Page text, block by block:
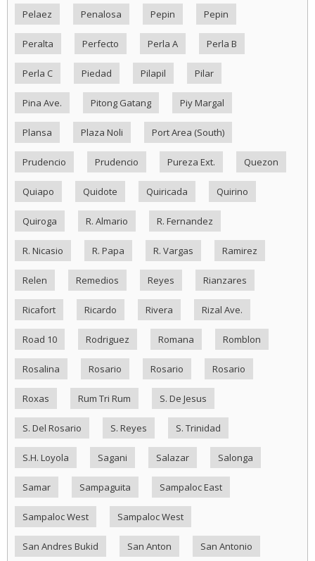
Pelaez Penalosa Pepin Pepin
Peralta Perfecto Perla A Perla B
Perla C Piedad Pilapil Pilar
Pina Ave. Pitong Gatang Piy Margal
Plansa Plaza Noli Port Area (South)
Prudencio Prudencio Pureza Ext. Quezon
Quiapo Quidote Quiricada Quirino
Quiroga R. Almario R. Fernandez
R. Nicasio R. Papa R. Vargas Ramirez
Relen Remedios Reyes Rianzares
Ricafort Ricardo Rivera Rizal Ave.
Road 10 Rodriguez Romana Romblon
Rosalina Rosario Rosario Rosario
Roxas Rum Tri Rum S. De Jesus
S. Del Rosario S. Reyes S. Trinidad
S.H. Loyola Sagani Salazar Salonga
Samar Sampaguita Sampaloc East
Sampaloc West Sampaloc West
San Andres Bukid San Anton San Antonio